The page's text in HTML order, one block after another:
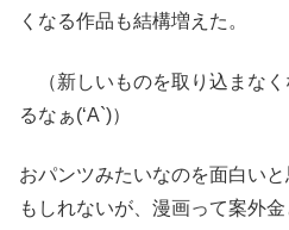
くなる作品も結構増えた。
（新しいものを取り込まな
るなぁ(‘A`)）
おパンツみたいなのを面白い
もしれないが、漫画って案外